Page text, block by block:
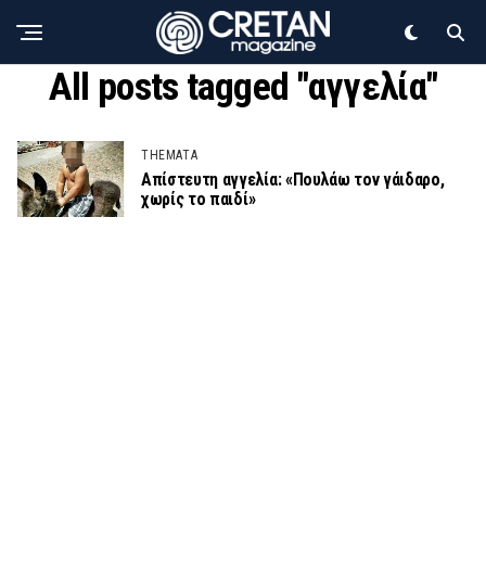
All posts tagged "αγγελία"
THEMATA
Απίστευτη αγγελία: «Πουλάω τον γάιδαρο,
χωρίς το παιδί»